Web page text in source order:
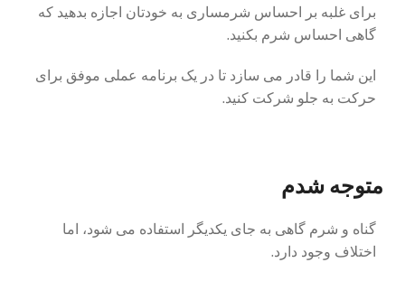
برای غلبه بر احساس شرمساری به خودتان اجازه بدهید که
گاهی احساس شرم بکنید.
این شما را قادر می سازد تا در یک برنامه عملی موفق برای
حرکت به جلو شرکت کنید.
متوجه شدم
گناه و شرم گاهی به جای یکدیگر استفاده می شود، اما
اختلاف وجود دارد.